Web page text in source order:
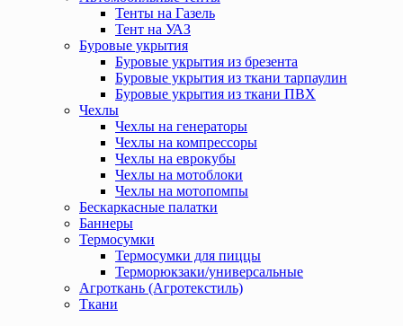
Тенты на Газель
Тент на УАЗ
Буровые укрытия
Буровые укрытия из брезента
Буровые укрытия из ткани тарпаулин
Буровые укрытия из ткани ПВХ
Чехлы
Чехлы на генераторы
Чехлы на компрессоры
Чехлы на еврокубы
Чехлы на мотоблоки
Чехлы на мотопомпы
Бескаркасные палатки
Баннеры
Термосумки
Термосумки для пиццы
Терморюкзаки/универсальные
Агроткань (Агротекстиль)
Ткани